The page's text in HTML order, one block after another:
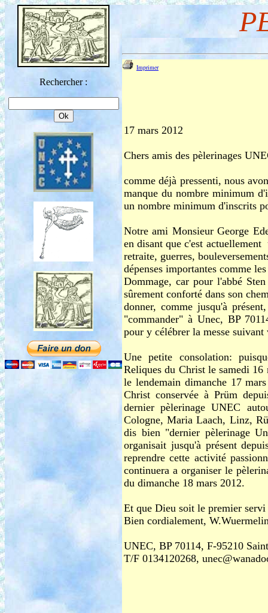
Rechercher :
Imprimer
17 mars 2012
Chers amis des pèlerinages
comme déjà pressenti, nous
manque du nombre minimum
un nombre minimum d'inscrits
Notre ami Monsieur George
en disant que c'est
retraite, guerres,
dépenses importantes comme
Dommage, car pour l'abbé
sûrement conforté dans son
donner, comme jusqu'à
"commander" à Unec, BP
pour y célébrer la messe
Une petite consolation:
Reliques du Christ le samedi
le lendemain dimanche 17
Christ conservée à Prüm
dernier pèlerinage UNEC
Cologne, Maria Laach, Linz,
dis bien "dernier pèlerinage
organisait jusqu'à présent
reprendre cette activité
continuera a organiser le
du dimanche 18 mars 2012.
Et que Dieu soit le premier
Bien cordialement,
UNEC, BP 70114, F-95210
T/F 0134120268,